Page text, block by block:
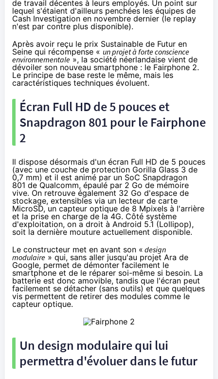
de travail décentes à leurs employés. Un point sur
lequel s'étaient d'ailleurs penchées les équipes de
Cash Investigation en novembre dernier (le replay
n'est par contre plus disponible).
Après avoir reçu le prix Sustainable de Futur en
Seine qui récompense « un projet à forte conscience
environnementale », la société néerlandaise vient de
dévoiler son nouveau smartphone : le Fairphone 2.
Le principe de base reste le même, mais les
caractéristiques techniques évoluent.
Écran Full HD de 5 pouces et
Snapdragon 801 pour le Fairphone
2
Il dispose désormais d'un écran Full HD de 5 pouces
(avec une couche de protection Gorilla Glass 3 de
0,7 mm) et il est animé par un SoC Snapdragon
801 de Qualcomm, épaulé par 2 Go de mémoire
vive. On retrouve également 32 Go d'espace de
stockage, extensibles via un lecteur de carte
MicroSD, un capteur optique de 8 Mpixels à l'arrière
et la prise en charge de la 4G. Côté système
d'exploitation, on a droit à Android 5.1 (Lollipop),
soit la dernière mouture actuellement disponible.
Le constructeur met en avant son « design
modulaire » qui, sans aller jusqu'au projet Ara de
Google, permet de démonter facilement le
smartphone et de le réparer soi-même si besoin. La
batterie est donc amovible, tandis que l'écran peut
facilement se détacher (sans outils) et que quelques
vis permettent de retirer des modules comme le
capteur optique.
Un design modulaire qui lui
permettra d'évoluer dans le futur